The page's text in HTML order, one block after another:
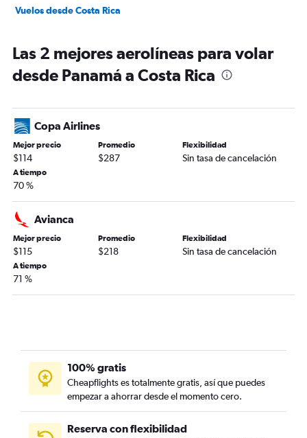
Vuelos desde Costa Rica
Las 2 mejores aerolíneas para volar
desde Panamá a Costa Rica
Copa Airlines
Mejor precio
$114
Promedio
$287
Flexibilidad
Sin tasa de cancelación
A tiempo
70 %
Avianca
Mejor precio
$115
Promedio
$218
Flexibilidad
Sin tasa de cancelación
A tiempo
71 %
100% gratis
Cheapflights es totalmente gratis, así que puedes
empezar a ahorrar desde el momento cero.
Reserva con flexibilidad